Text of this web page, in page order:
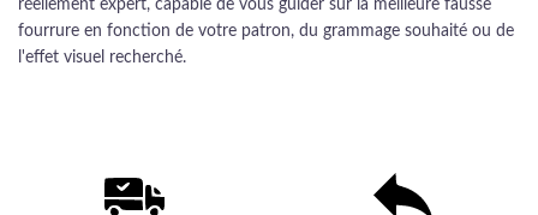
réellement expert, capable de vous guider sur la meilleure fausse
fourrure en fonction de votre patron, du grammage souhaité ou de
l'effet visuel recherché.